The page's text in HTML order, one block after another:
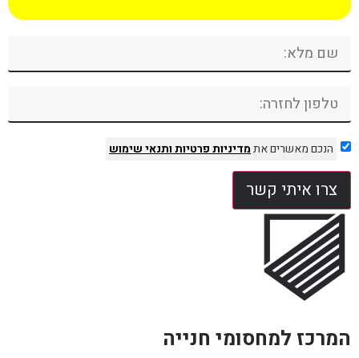
הנכם מאשרים אתמדיניות פרטיותותנאי שימוש
צרו איתי קשר
המרכז למחסומי חנייה